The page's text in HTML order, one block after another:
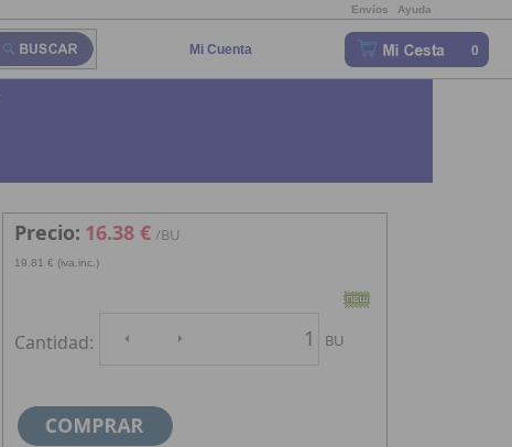
Envíos Ayuda
Mi Cuenta 0
Precio: 16.38 € /BU
19.81 € (iva.inc.)
Cantidad: BU